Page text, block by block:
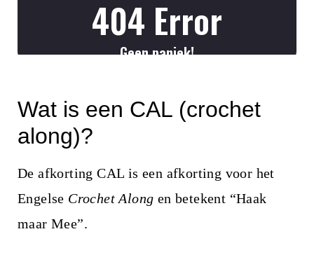
Wat is een CAL (crochet
along)?
De afkorting CAL is een afkorting voor het
Engelse Crochet Along en betekent “Haak
maar Mee”.